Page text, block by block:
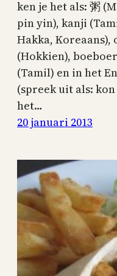
ken je het als: 粥
pin yin), kanji
Hakka, Koreaans),
(Hokkien),
(Tamil) en in het
(spreek uit als:
het…
20 januari 2013